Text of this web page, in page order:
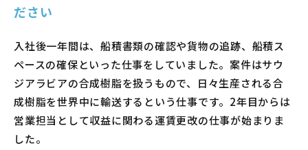
ださい
入社後一年間は、船積書類の確認や貨物の追跡、船積ス
ペースの確保といった仕事をしていました。案件はサウ
ジアラビアの合成樹脂を扱うもので、日々生産される合
成樹脂を世界中に輸送するという仕事です。2年目からは
営業担当として収益に関わる運賃更改の仕事が始まりま
した。